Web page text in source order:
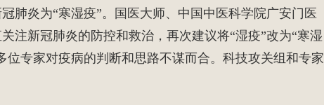
肺炎为“寒湿疫”。国医大师、中国中医科学院广安门医
注新冠肺炎的防控和救治，再次建议将“湿疫”改为“寒湿
位专家对疫病的判断和思路不谋而合。科技攻关组和专家